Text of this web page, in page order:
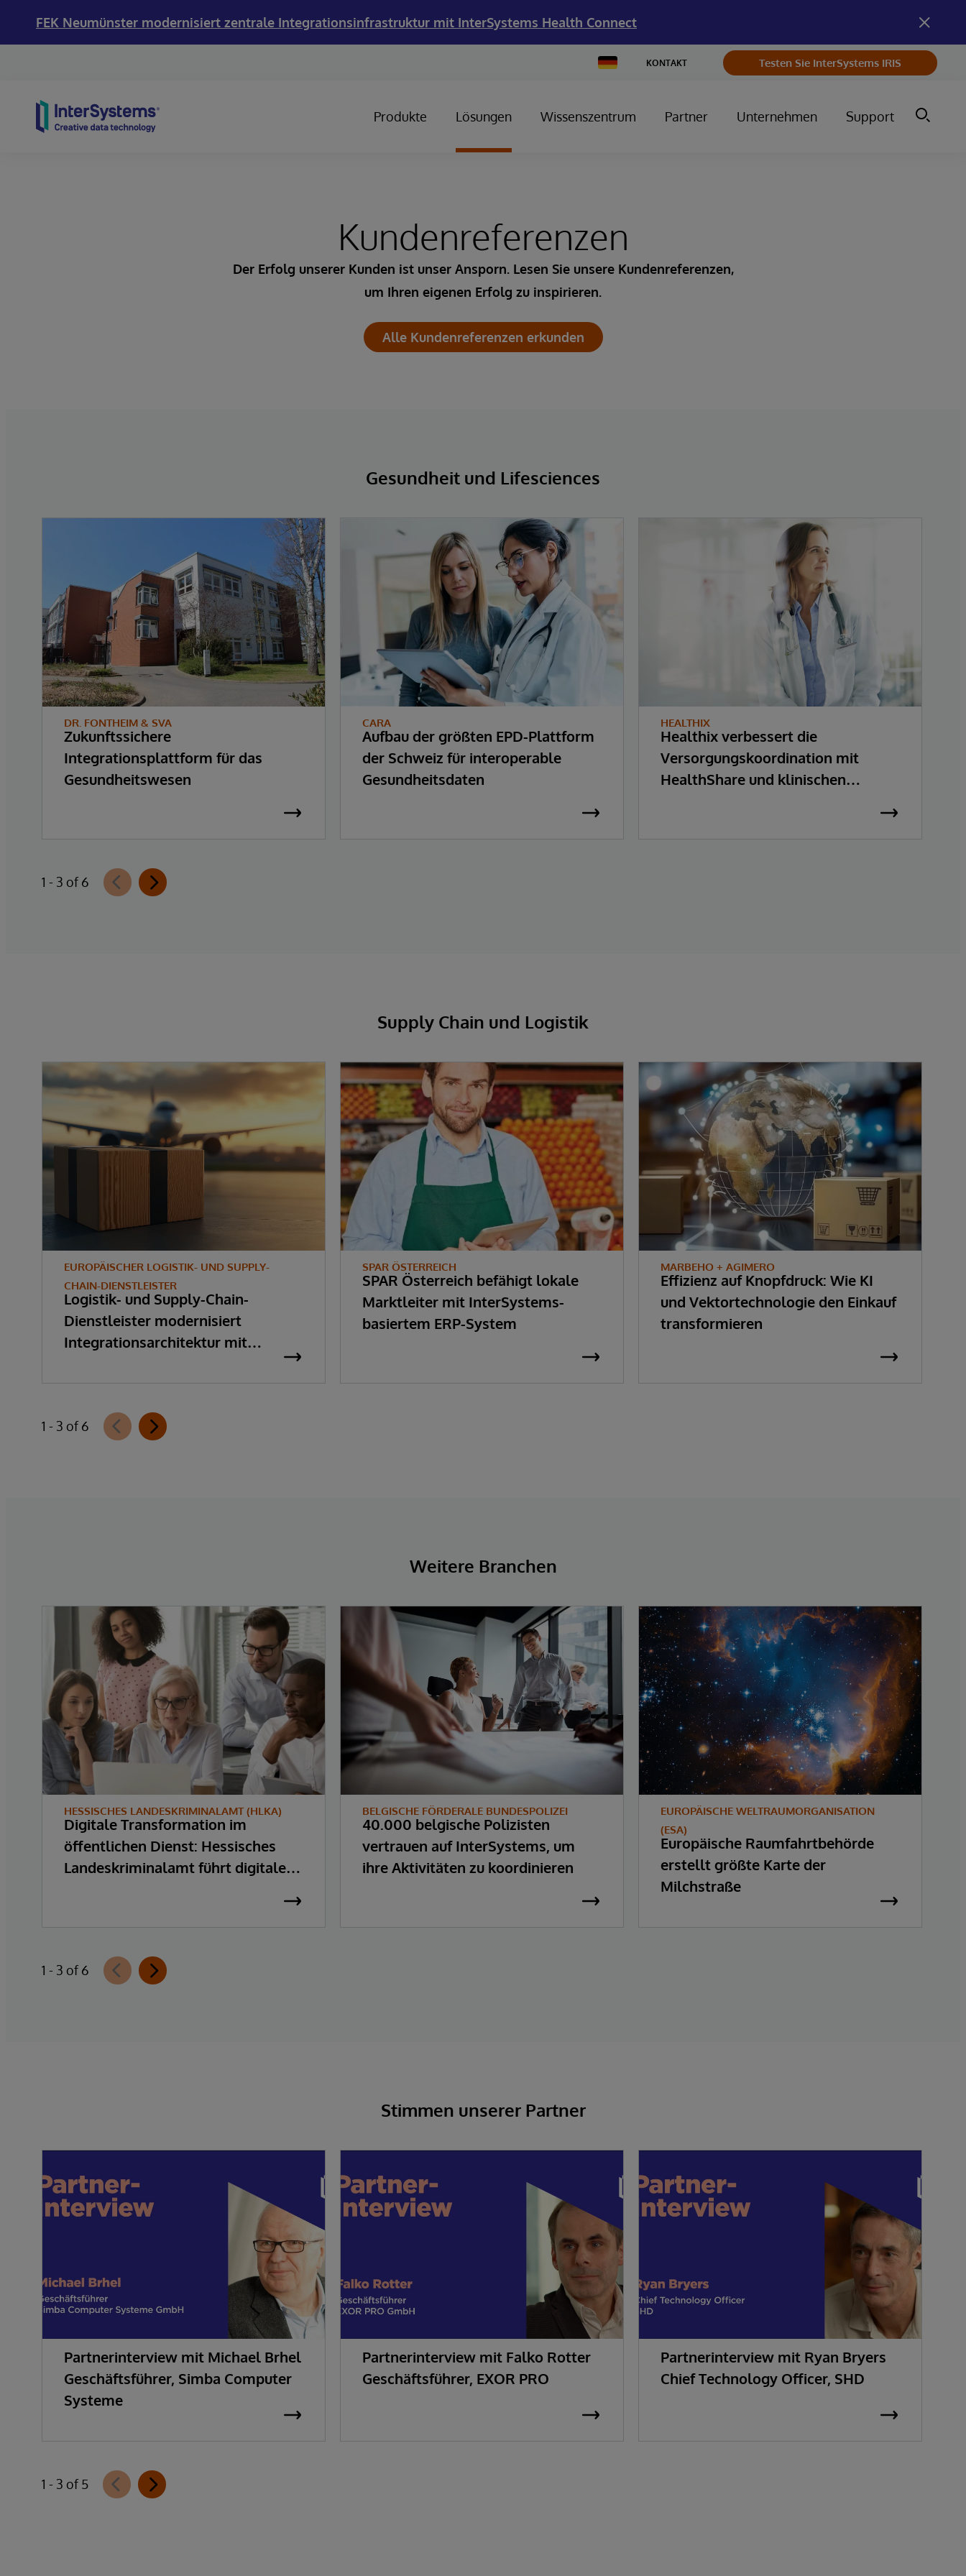
FEK Neumünster modernisiert zentrale Integrationsinfrastruktur mit InterSystems Health Connect
Change
Country
KONTAKT Testen Sie InterSystems IRIS
Produkte Lösungen Wissenszentrum Partner Unternehmen Support
Kundenreferenzen
Der Erfolg unserer Kunden ist unser Ansporn. Lesen Sie unsere Kundenreferenzen,
um Ihren eigenen Erfolg zu inspirieren.
Alle Kundenreferenzen erkunden
Gesundheit und Lifesciences
DR. FONTHEIM & SVA
Zukunftssichere
Integrationsplattform für das
Gesundheitswesen
CARA
Aufbau der größten EPD-Plattform
der Schweiz für interoperable
Gesundheitsdaten
HEALTHIX
Healthix verbessert die
Versorgungskoordination mit
HealthShare und klinischen
1 - 3 of 6
Supply Chain und Logistik
EUROPÄISCHER LOGISTIK- UND SUPPLY-
CHAIN-DIENSTLEISTER
Logistik- und Supply-Chain-
Dienstleister modernisiert
Integrationsarchitektur mit
SPAR ÖSTERREICH
SPAR Österreich befähigt lokale
Marktleiter mit InterSystems-
basiertem ERP-System
MARBEHO + AGIMERO
Effizienz auf Knopfdruck: Wie KI
und Vektortechnologie den Einkauf
transformieren
1 - 3 of 6
Weitere Branchen
HESSISCHES LANDESKRIMINALAMT (HLKA)
Digitale Transformation im
öffentlichen Dienst: Hessisches
Landeskriminalamt führt digitale
BELGISCHE FÖRDERALE BUNDESPOLIZEI
40.000 belgische Polizisten
vertrauen auf InterSystems, um
ihre Aktivitäten zu koordinieren
EUROPÄISCHE WELTRAUMORGANISATION
(ESA)
Europäische Raumfahrtbehörde
erstellt größte Karte der
Milchstraße
1 - 3 of 6
Stimmen unserer Partner
Partnerinterview mit Michael Brhel
Geschäftsführer, Simba Computer
Systeme
Partnerinterview mit Falko Rotter
Geschäftsführer, EXOR PRO
Partnerinterview mit Ryan Bryers
Chief Technology Officer, SHD
1 - 3 of 5